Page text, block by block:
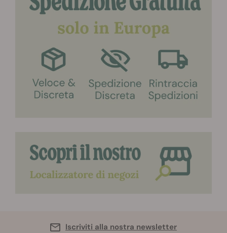
Iscriviti alla nostra newsletter